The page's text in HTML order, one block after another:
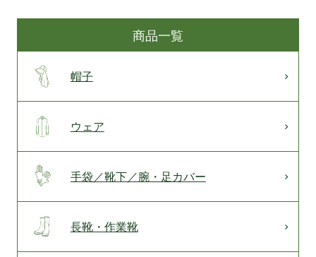
商品一覧
帽子
ウェア
手袋／靴下／腕・足カバー
長靴・作業靴